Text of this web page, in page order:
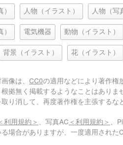
人物（イラスト） 人物（写
電気機器 動物（イラスト）
背景（イラスト） 花（イラスト）
像は、 CC0の適用などにより著作権
拠無く掲載するようなことはあり
り消して、再度著作権を主張するな
利用規約＞ 、写真AC ＜利用規約＞ 、
場合がありますが、一度適用された